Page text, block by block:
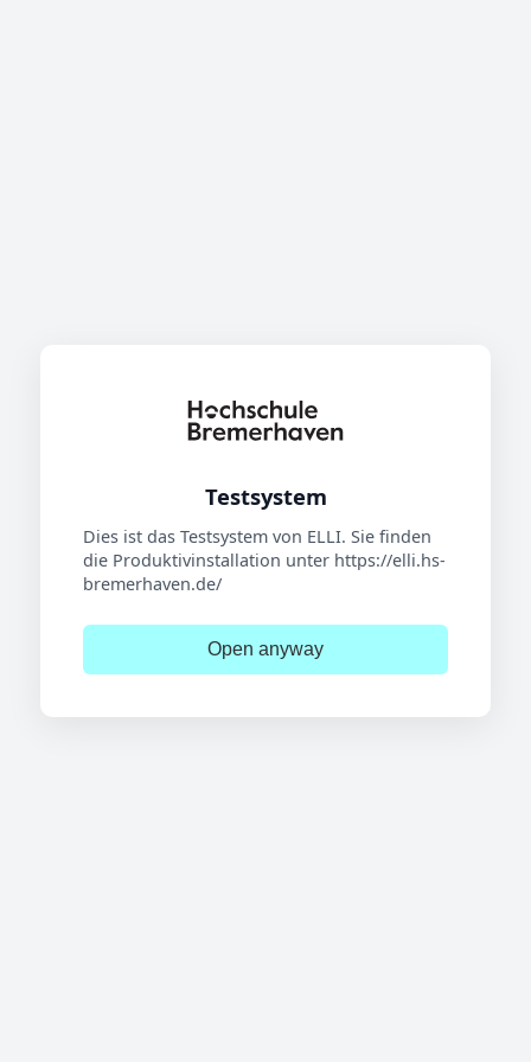
Testsystem
Dies ist das Testsystem von ELLI. Sie finden
die Produktivinstallation unter https://elli.hs-
bremerhaven.de/
Open anyway